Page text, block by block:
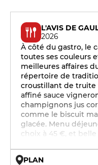
L'AVIS DE
2026
À côté du gastro, le
toutes ses couleurs
meilleures affaires
répertoire de
croustillant de
affiné sauce
champignons jus
comme le biscuit
glacée. Menu
choix à 45 €, et
PLAN